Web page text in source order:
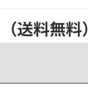
（送料無料）